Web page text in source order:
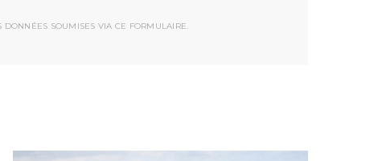
DONNÉES SOUMISES VIA CE FORMULAIRE.